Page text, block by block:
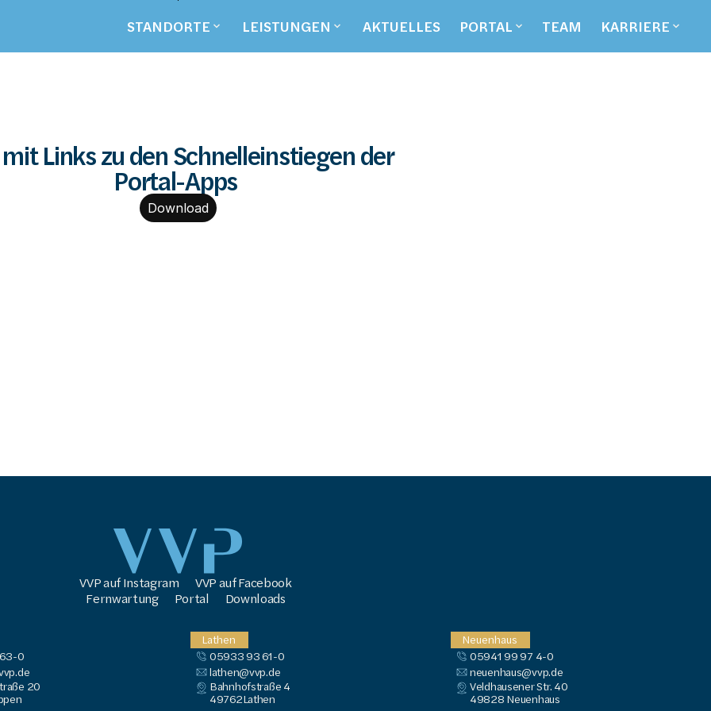
springen
STANDORTE LEISTUNGEN AKTUELLES PORTAL TEAM KARRIERE
mit Links zu den Schnelleinstiegen der
Portal-Apps
Download
VVP auf Instagram
VVP auf Facebook
Fernwartung
Portal Downloads
0
20
Lathen
05933 93 61-0
lathen@vvp.de
Bahnhofstraße 4
49762Lathen
Neuenhaus
05941 99 97 4-0
neuenhaus@vvp.de
Veldhausener Str. 40
49828 Neuenhaus